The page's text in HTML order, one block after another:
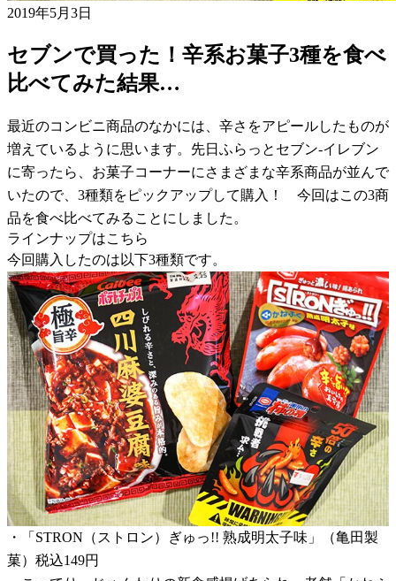
2019年5月3日
セブンで買った！辛系お菓子3種を食べ
比べてみた結果…
最近のコンビニ商品のなかには、辛さをアピールしたものが
増えているように思います。先日ふらっとセブン-イレブン
に寄ったら、お菓子コーナーにさまざまな辛系商品が並んで
いたので、3種類をピックアップして購入！ 今回はこの3商
品を食べ比べてみることにしました。
ラインナップはこちら
今回購入したのは以下3種類です。
・「STRON（ストロン）ぎゅっ!! 熟成明太子味」（亀田製
菓）税込149円